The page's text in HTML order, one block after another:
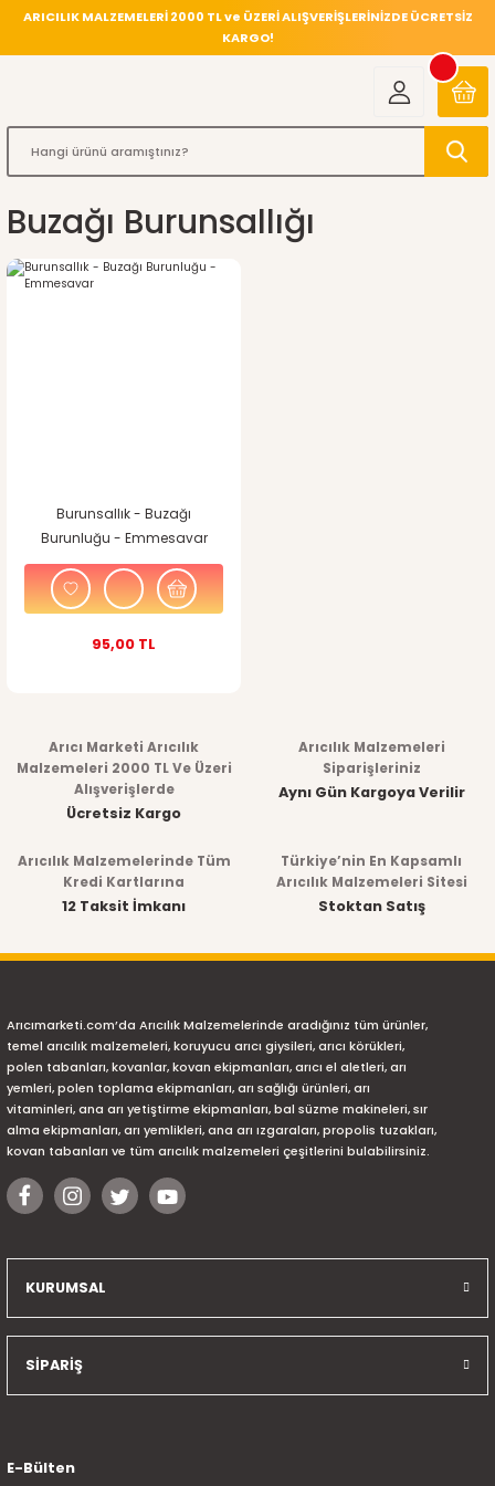
ARICILIK MALZEMELERİ 2000 TL ve ÜZERİ ALIŞVERİŞLERİNİZDE ÜCRETSİZ
KARGO!
Buzağı Burunsallığı
Burunsallık - Buzağı
Burunluğu - Emmesavar
95,00 TL
Arıcı Marketi Arıcılık
Malzemeleri 2000 TL Ve Üzeri
Alışverişlerde
Ücretsiz Kargo
Arıcılık Malzemeleri
Siparişleriniz
Aynı Gün Kargoya Verilir
Arıcılık Malzemelerinde Tüm
Kredi Kartlarına
12 Taksit İmkanı
Türkiye’nin En Kapsamlı
Arıcılık Malzemeleri Sitesi
Stoktan Satış
Arıcımarketi.com’da Arıcılık Malzemelerinde aradığınız tüm ürünler,
temel arıcılık malzemeleri, koruyucu arıcı giysileri, arıcı körükleri,
polen tabanları, kovanlar, kovan ekipmanları, arıcı el aletleri, arı
yemleri, polen toplama ekipmanları, arı sağlığı ürünleri, arı
vitaminleri, ana arı yetiştirme ekipmanları, bal süzme makineleri, sır
alma ekipmanları, arı yemlikleri, ana arı ızgaraları, propolis tuzakları,
kovan tabanları ve tüm arıcılık malzemeleri çeşitlerini bulabilirsiniz.
KURUMSAL
SİPARİŞ
E-Bülten